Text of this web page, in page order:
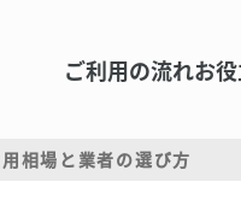
ご利用の流れお
相場と業者の選び方